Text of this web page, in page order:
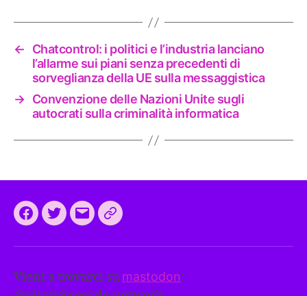
←
Chatcontrol: i politici e l’industria lanciano
l’allarme sui piani senza precedenti di
sorveglianza della UE sulla messaggistica
→ Convenzione delle Nazioni Unite sugli
autocrati sulla criminalità informatica
Facebook
TwitterEmailCEEP
programma
Vieni a trovarci su mastodon: